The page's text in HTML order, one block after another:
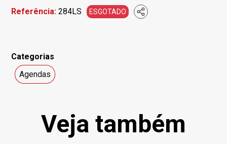
Referência:284LS ESGOTADO
Categorias
Agendas
Veja também